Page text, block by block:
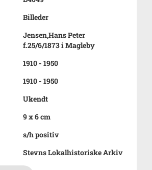
Billeder
Jensen,Hans Peter
f.25/6/1873 i Magleby
1910 - 1950
1910 - 1950
Ukendt
9 x 6 cm
s/h positiv
Stevns Lokalhistoriske Arkiv